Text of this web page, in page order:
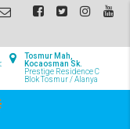
Tosmur Mah,
Kocaosman Sk.
Prestige Residence C
Blok Tosmur / Alanya